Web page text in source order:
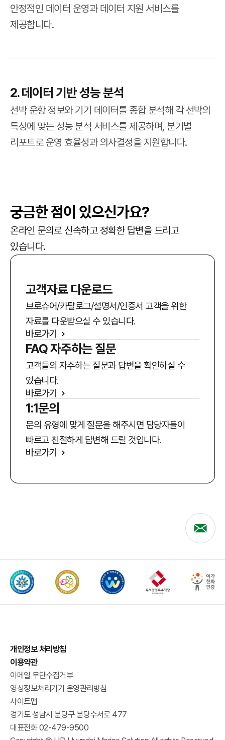
안정적인 데이터 운영과 데이터 지원 서비스를
제공합니다.
2. 데이터 기반 성능 분석
선박 운항 정보와 기기 데이터를 종합 분석해 각 선박의
특성에 맞는 성능 분석 서비스를 제공하며, 분기별
리포트로 운영 효율성과 의사결정을 지원합니다.
궁금한 점이 있으신가요?
온라인 문의로 신속하고 정확한 답변을 드리고
있습니다.
고객자료 다운로드
브로슈어/카탈로그/설명서/인증서 고객을 위한
자료를 다운받으실 수 있습니다.
바로가기
FAQ 자주하는 질문
고객들의 자주하는 질문과 답변을 확인하실 수
있습니다.
바로가기
1:1문의
문의 유형에 맞게 질문을 해주시면 담당자들이
빠르고 친절하게 답변해 드릴 것입니다.
바로가기
개인정보 처리방침
이용약관
이메일 무단수집거부
영상정보처리기기 운영관리방침
사이트맵
경기도 성남시 분당구 분당수서로 477
대표전화 02-479-9500